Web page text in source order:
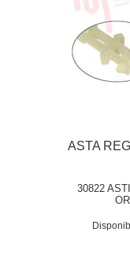
ASTA
30822